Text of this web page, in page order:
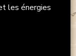
les énergies